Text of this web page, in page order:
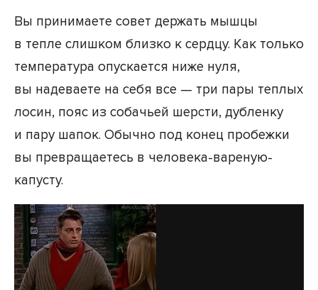
Вы принимаете совет держать мышцы
в тепле слишком близко к сердцу. Как только
температура опускается ниже нуля,
вы надеваете на себя все — три пары теплых
лосин, пояс из собачьей шерсти, дубленку
и пару шапок. Обычно под конец пробежки
вы превращаетесь в человека-вареную-
капусту.